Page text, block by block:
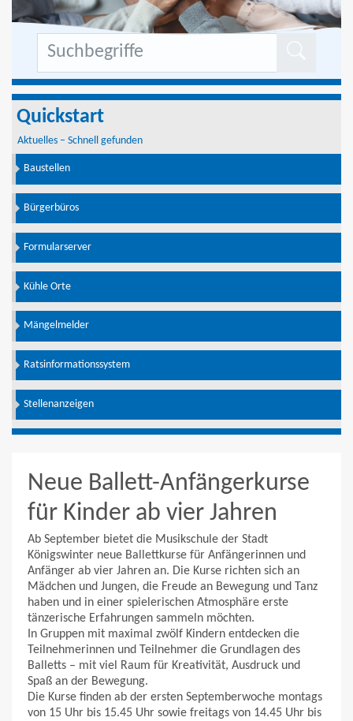
Quickstart
Aktuelles – Schnell gefunden
Baustellen
Bürgerbüros
Formularserver
Kühle Orte
Mängelmelder
Ratsinformationssystem
Stellenanzeigen
Neue Ballett-Anfängerkurse
für Kinder ab vier Jahren
Ab September bietet die Musikschule der Stadt
Königswinter neue Ballettkurse für Anfängerinnen und
Anfänger ab vier Jahren an. Die Kurse richten sich an
Mädchen und Jungen, die Freude an Bewegung und Tanz
haben und in einer spielerischen Atmosphäre erste
tänzerische Erfahrungen sammeln möchten.
In Gruppen mit maximal zwölf Kindern entdecken die
Teilnehmerinnen und Teilnehmer die Grundlagen des
Balletts – mit viel Raum für Kreativität, Ausdruck und
Spaß an der Bewegung.
Die Kurse finden ab der ersten Septemberwoche montags
von 15 Uhr bis 15.45 Uhr sowie freitags von 14.45 Uhr bis